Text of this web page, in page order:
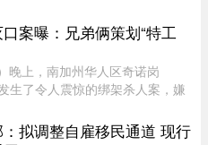
功的行业。 ...
案曝：兄弟俩策划“特工
晚上，南加州华人区奇诺岗
生了令人震惊的绑架杀人案，嫌
了全美。周五（7月31日），圣
拟调整自雇移民通道 现行